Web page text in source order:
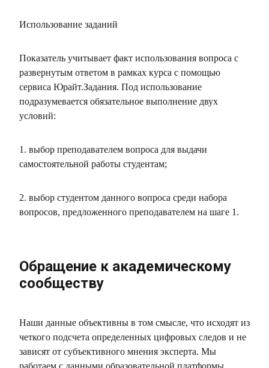
Использование заданий
Показатель учитывает факт использования вопроса с
развернутым ответом в рамках курса с помощью
сервиса Юрайт.Задания. Под использование
подразумевается обязательное выполнение двух
условий:
1. выбор преподавателем вопроса для выдачи
самостоятельной работы студентам;
2. выбор студентом данного вопроса среди набора
вопросов, предложенного преподавателем на шаге 1.
Обращение к академическому
сообществу
Наши данные объективны в том смысле, что исходят из
четкого подсчета определенных цифровых следов и не
зависят от субъективного мнения эксперта. Мы
работаем с данными образовательной платформы